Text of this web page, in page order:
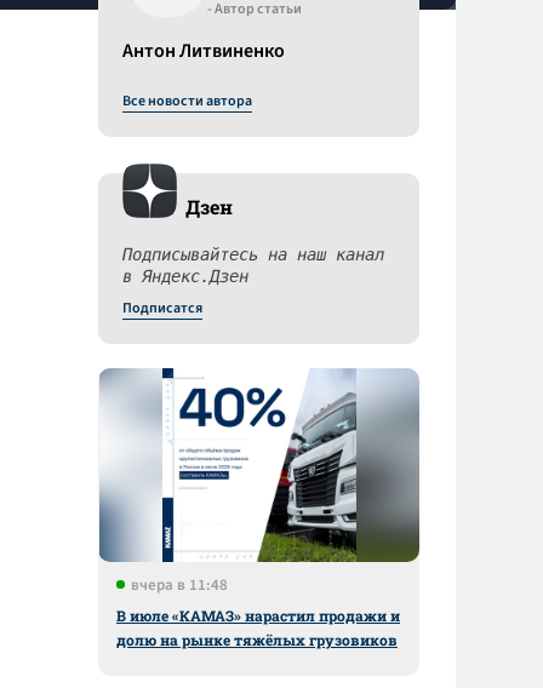
- Автор статьи
Антон Литвиненко
Все новости автора
Дзен
Подписывайтесь на наш канал
в Яндекс.Дзен
Подписатся
вчера в 11:48
В июле «КАМАЗ» нарастил продажи и
долю на рынке тяжёлых грузовиков